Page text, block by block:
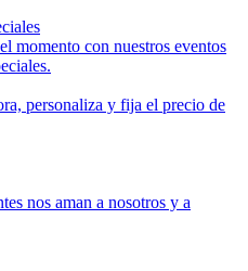
momento con nuestros eventos
personaliza y fija el precio de
nos aman a nosotros y a